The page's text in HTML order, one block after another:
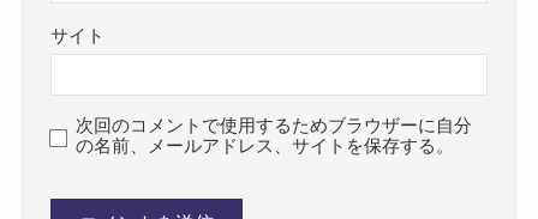
サイト
次回のコメントで使用するためブラウザーに自分
の名前、メールアドレス、サイトを保存する。